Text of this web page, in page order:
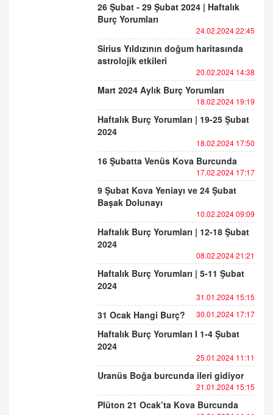
26 Şubat - 29 Şubat 2024 | Haftalık
Burç Yorumları
24.02.2024 22:45
Sirius Yıldızının doğum haritasında
astrolojik etkileri
20.02.2024 14:38
Mart 2024 Aylık Burç Yorumları
18.02.2024 19:19
Haftalık Burç Yorumları | 19-25 Şubat
2024
18.02.2024 17:50
16 Şubatta Venüs Kova Burcunda
17.02.2024 17:17
9 Şubat Kova Yeniayı ve 24 Şubat
Başak Dolunayı
10.02.2024 09:09
Haftalık Burç Yorumları | 12-18 Şubat
2024
08.02.2024 21:21
Haftalık Burç Yorumları | 5-11 Şubat
2024
31.01.2024 15:15
31 Ocak Hangi Burç? 30.01.2024 17:17
Haftalık Burç Yorumları I 1-4 Şubat
2024
25.01.2024 11:11
Uranüs Boğa burcunda ileri gidiyor
21.01.2024 15:15
Plüton 21 Ocak’ta Kova Burcunda